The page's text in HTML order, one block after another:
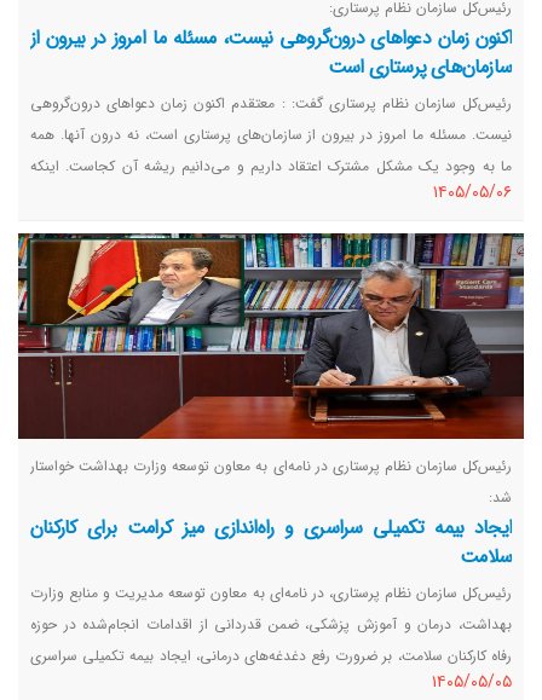
رئیس‌کل سازمان نظام پرستاری:
اکنون زمان دعواهای درون‌گروهی نیست، مسئله ما امروز در بیرون از
سازمان‌های پرستاری است
رئیس‌کل سازمان نظام پرستاری گفت: : معتقدم اکنون زمان دعواهای درون‌گروهی
نیست. مسئله ما امروز در بیرون از سازمان‌های پرستاری است، نه درون آنها. همه
ما به وجود یک مشکل مشترک اعتقاد داریم و می‌دانیم ریشه آن کجاست. اینکه
علت بحران را به اختلافات درون‌خانوادگی و درون‌سازمانی نسبت دهیم، صحیح
نیست.
١٤٠٥/٠٥/٠٦
رئیس‌کل سازمان نظام پرستاری در نامه‌ای به معاون توسعه وزارت بهداشت خواستار
شد:
ایجاد بیمه تکمیلی سراسری و راه‌اندازی میز کرامت برای کارکنان
سلامت
رئیس‌کل سازمان نظام پرستاری، در نامه‌ای به معاون توسعه مدیریت و منابع وزارت
بهداشت، درمان و آموزش پزشکی، ضمن قدردانی از اقدامات انجام‌شده در حوزه
رفاه کارکنان سلامت، بر ضرورت رفع دغدغه‌های درمانی، ایجاد بیمه تکمیلی سراسری
و یکسان و همچنین راه‌اندازی میز کرامت برای کارکنان سلامت در مراکز درمانی
١٤٠٥/٠٥/٠٥